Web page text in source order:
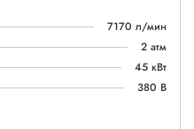
7170 л/мин
2 атм
45 кВт
380 В